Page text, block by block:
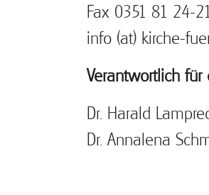
Fax 0351 81 24-
info (at) kirche-
Verantwortlich
Dr. Harald
Dr. Annalena